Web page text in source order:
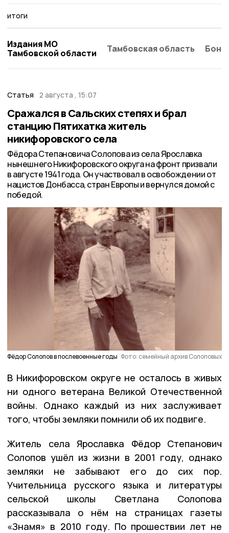
итоги
Издания МО
Тамбовской области
Тамбовская область
Статья 2 августа , 15:07
Сражался в Сальских степях и брал
станцию Пятихатка житель
никифоровского села
Фёдора Степановича Солопова из села Ярославка
нынешнего Никифоровского округа на фронт призвали
в августе 1941 года. Он участвовал в освобождении от
нацистов Донбасса, стран Европы и вернулся домой с
победой.
Фёдор Солопов в послевоенные годы Фото: семейный архив Солоповых
В Никифоровском округе не осталось в живых
ни одного ветерана Великой Отечественной
войны. Однако каждый из них заслуживает
того, чтобы земляки помнили об их подвиге.
Житель села Ярославка Фёдор Степанович
Солопов ушёл из жизни в 2001 году, однако
земляки не забывают его до сих пор.
Учительница русского языка и литературы
сельской школы Светлана Солопова
рассказывала о нём на страницах газеты
«Знамя» в 2010 году. По прошествии лет не